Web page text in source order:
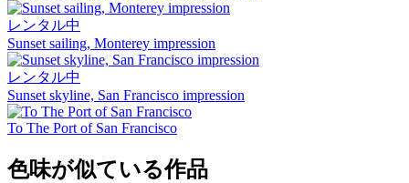
レンタル中
Sunset sailing, Monterey impression
レンタル中
Sunset skyline, San Francisco impression
To The Port of San Francisco
色味が似ている作品